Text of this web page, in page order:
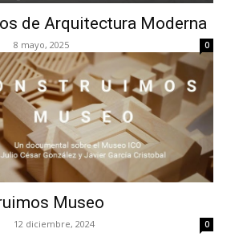
de Arquitectura Moderna
8 mayo, 2025 0
Museo
12 diciembre, 2024 0